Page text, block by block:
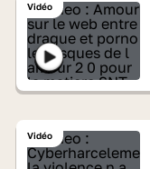
Vidéo
Vidéo